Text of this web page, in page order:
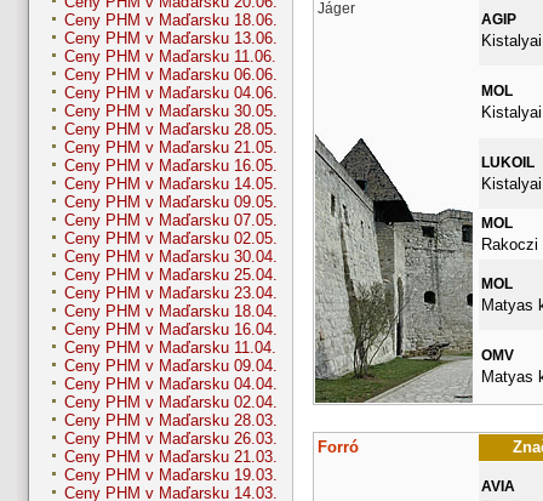
Ceny PHM v Maďarsku 18.06.
Ceny PHM v Maďarsku 13.06.
Ceny PHM v Maďarsku 11.06.
Ceny PHM v Maďarsku 06.06.
Ceny PHM v Maďarsku 04.06.
Ceny PHM v Maďarsku 30.05.
Ceny PHM v Maďarsku 28.05.
Ceny PHM v Maďarsku 21.05.
Ceny PHM v Maďarsku 16.05.
Ceny PHM v Maďarsku 14.05.
Ceny PHM v Maďarsku 09.05.
Ceny PHM v Maďarsku 07.05.
Ceny PHM v Maďarsku 02.05.
Ceny PHM v Maďarsku 30.04.
Ceny PHM v Maďarsku 25.04.
Ceny PHM v Maďarsku 23.04.
Ceny PHM v Maďarsku 18.04.
Ceny PHM v Maďarsku 16.04.
Ceny PHM v Maďarsku 11.04.
Ceny PHM v Maďarsku 09.04.
Ceny PHM v Maďarsku 04.04.
Ceny PHM v Maďarsku 02.04.
Ceny PHM v Maďarsku 28.03.
Ceny PHM v Maďarsku 26.03.
Ceny PHM v Maďarsku 21.03.
Ceny PHM v Maďarsku 19.03.
Ceny PHM v Maďarsku 14.03.
Jáger
AGIP
MOL
LUKOIL
MOL
Rakoczi
MOL
Matyas
OMV
Matyas
Forró
AVIA